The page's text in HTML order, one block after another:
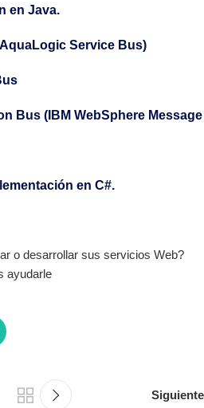
en Java.
Service Bus)
Bus (IBM WebSphere Message
en C#.
o desarrollar sus servicios Web?
ayudarle
Siguiente